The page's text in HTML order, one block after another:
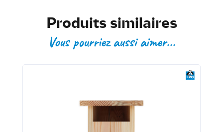
Produits similaires
Vous pourriez aussi aimer...